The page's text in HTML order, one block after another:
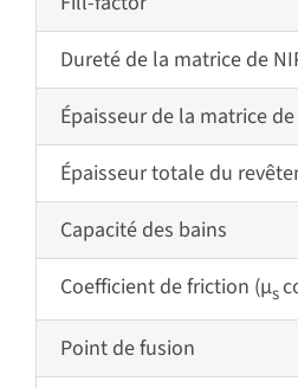
Dureté de la matrice de
Épaisseur de la matrice
Épaisseur totale du
Capacité des bains
Coefficient de friction (µs
Point de fusion